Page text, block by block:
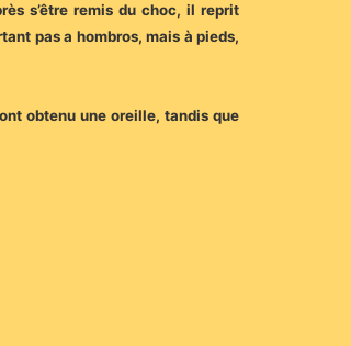
s’être remis du choc, il reprit
pas a hombros, mais à pieds,
obtenu une oreille, tandis que